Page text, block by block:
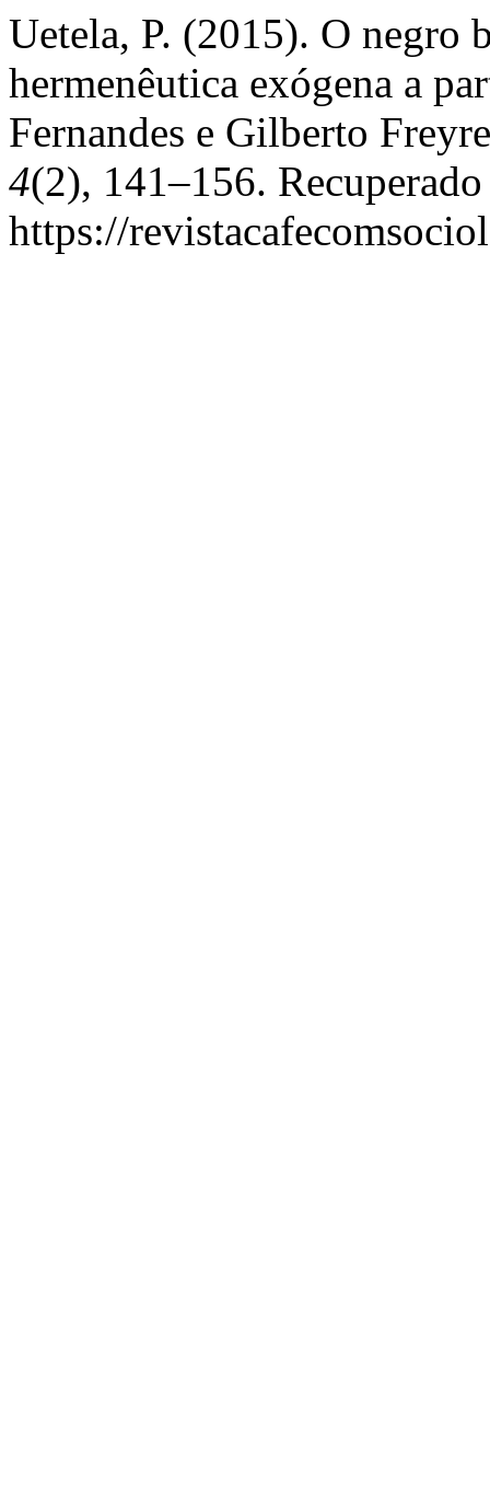
Uetela, P. (2015). O negro
hermenêutica exógena a
Fernandes e Gilberto
4(2), 141–156. Recuperado
https://